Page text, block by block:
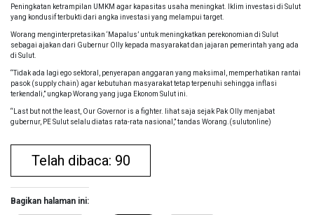
Peningkatan ketrampilan UMKM agar kapasitas usaha meningkat. Iklim investasi di Sulut
yang kondusif terbukti dari angka investasi yang melampui target.
Worang menginterpretasikan ‘Mapalus’ untuk meningkatkan perekonomian di Sulut
sebagai ajakan dari Gubernur Olly kepada masyarakat dan jajaran pemerintah yang ada
di Sulut.
“Tidak ada lagi ego sektoral, penyerapan anggaran yang maksimal, memperhatikan rantai
pasok (supply chain) agar kebutuhan masyarakat tetap terpenuhi sehingga inflasi
terkendali,” ungkap Worang yang juga Ekonom Sulut ini.
“Last but not the least, Our Governor is a fighter. lihat saja sejak Pak Olly menjabat
gubernur, PE Sulut selalu diatas rata-rata nasional,” tandas Worang.(sulutonline)
Telah dibaca: 90
Bagikan halaman ini: